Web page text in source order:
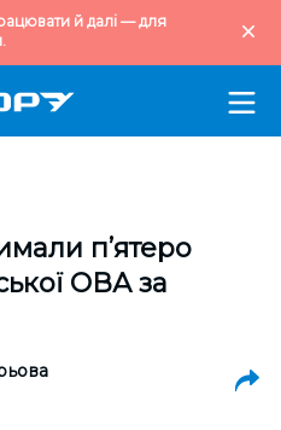
й далі — для
п’ятеро
ОВА за